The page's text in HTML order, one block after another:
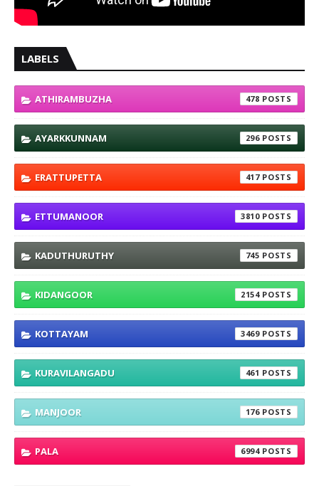
LABELS
ATHIRAMBUZHA 478
AYARKKUNNAM 296
ERATTUPETTA 417
ETTUMANOOR 3810
KADUTHURUTHY 745
KIDANGOOR 2154
KOTTAYAM 3469
KURAVILANGADU 461
MANJOOR 176
PALA 6994